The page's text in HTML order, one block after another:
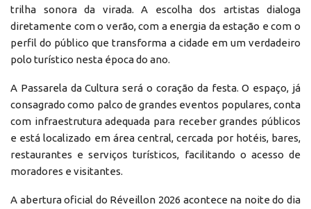
trilha sonora da virada. A escolha dos artistas dialoga
diretamente com o verão, com a energia da estação e com o
perfil do público que transforma a cidade em um verdadeiro
polo turístico nesta época do ano.
A Passarela da Cultura será o coração da festa. O espaço, já
consagrado como palco de grandes eventos populares, conta
com infraestrutura adequada para receber grandes públicos
e está localizado em área central, cercada por hotéis, bares,
restaurantes e serviços turísticos, facilitando o acesso de
moradores e visitantes.
A abertura oficial do Réveillon 2026 acontece na noite do dia